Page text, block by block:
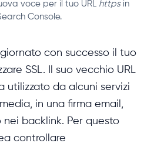
voce per il tuo URL httpsin
Console.
con successo il tuo
SSL. Il suo vecchio URL
utilizzato da alcuni servizi
in una firma email,
backlink. Per questo
controllare